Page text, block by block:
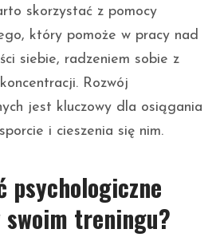
skorzystać z pomocy
który pomoże w pracy nad
siebie, radzeniem sobie z
Rozwój
jest kluczowy dla osiągania
i cieszenia się nim.
psychologiczne
swoim treningu?